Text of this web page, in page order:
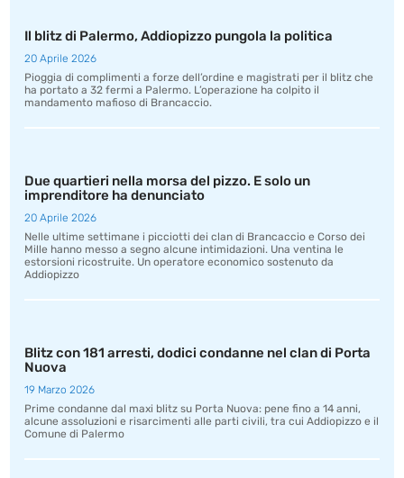
Il blitz di Palermo, Addiopizzo pungola la politica
20 Aprile 2026
Pioggia di complimenti a forze dell’ordine e magistrati per il blitz che
ha portato a 32 fermi a Palermo. L’operazione ha colpito il
mandamento mafioso di Brancaccio.
Due quartieri nella morsa del pizzo. E solo un
imprenditore ha denunciato
20 Aprile 2026
Nelle ultime settimane i picciotti dei clan di Brancaccio e Corso dei
Mille hanno messo a segno alcune intimidazioni. Una ventina le
estorsioni ricostruite. Un operatore economico sostenuto da
Addiopizzo
Blitz con 181 arresti, dodici condanne nel clan di Porta
Nuova
19 Marzo 2026
Prime condanne dal maxi blitz su Porta Nuova: pene fino a 14 anni,
alcune assoluzioni e risarcimenti alle parti civili, tra cui Addiopizzo e il
Comune di Palermo